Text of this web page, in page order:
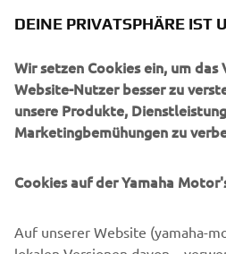
ihre Zuverlässigkeit und Leistung
Entwicklungszeit einer ganzen
unterzogen. Um die
harten Polizeieinsatz zu
spezielle Test-Zyklen für Motor
kraftvolle Motorräder zur
Programm für den Polizeieinsatz
FJR1300AP und Tracer 900AP.
DEINE PRIVATSPHÄRE IST
Wir setzen Cookies ein, um das
Website-Nutzer besser zu
unsere Produkte,
Marketingbemühungen zu
Cookies auf der Yamaha
Auf unserer Website (yamaha-